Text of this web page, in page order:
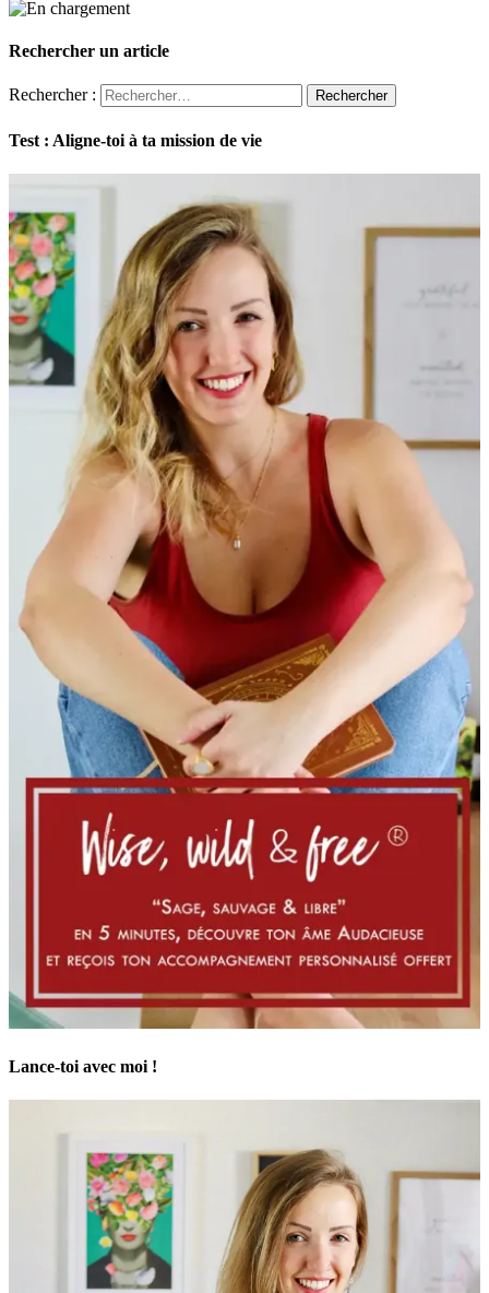
Rechercher un article
Rechercher :
Test : Aligne-toi à ta mission de vie
Lance-toi avec moi !